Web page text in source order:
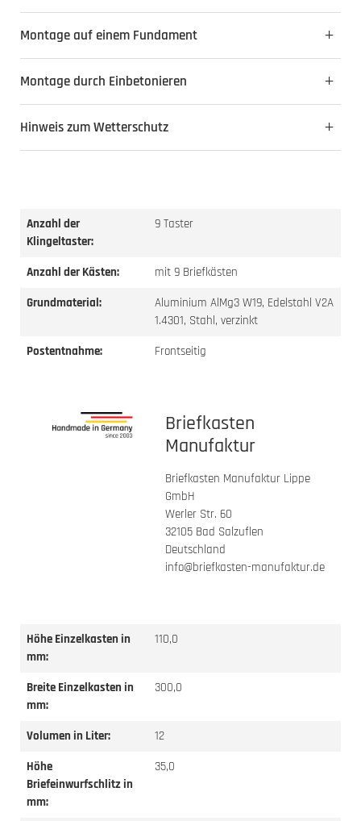
Montage auf einem Fundament
Montage durch Einbetonieren
Hinweis zum Wetterschutz
Anzahl der
Klingeltaster:
9 Taster
Anzahl der Kästen:
mit 9 Briefkästen
Grundmaterial:
Aluminium AlMg3 W19, Edelstahl V2A
1.4301, Stahl, verzinkt
Postentnahme:
Frontseitig
Briefkasten
Manufaktur
Briefkasten Manufaktur Lippe
GmbH
Werler Str. 60
32105 Bad Salzuflen
Deutschland
info@briefkasten-manufaktur.de
Höhe Einzelkasten in
mm:
110,0
Breite Einzelkasten in
mm:
300,0
Volumen in Liter:
12
Höhe
Briefeinwurfschlitz in
mm:
35,0